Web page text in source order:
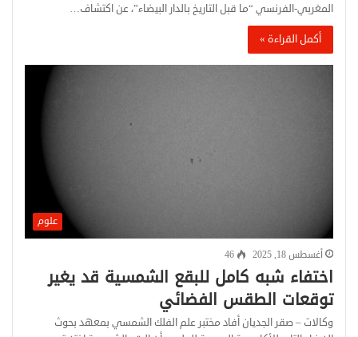
المغربي-الفرنسي “ما قبل التاريخ بالدار البيضاء”، عن اكتشاف…
أكمل القراءة »
علوم
أغسطس 18, 2025 46
اختفاء شبه كامل للبقع الشمسية قد يغير
توقعات الطقس الفضائي
وكالات – صقر الجديان أفاد مختبر علم الفلك الشمسي بمعهد بحوث